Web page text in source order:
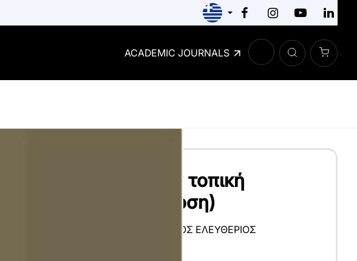
ACADEMIC JOURNALS
Αυτοματοποίηση στην τοπική
αυτοδιοίκηση (2η έκδοση)
ΠΑΝΑΓΙΩΤΌΠΟΥΛΟΣ ΕΛΕΥΘΈΡΙΟΣ